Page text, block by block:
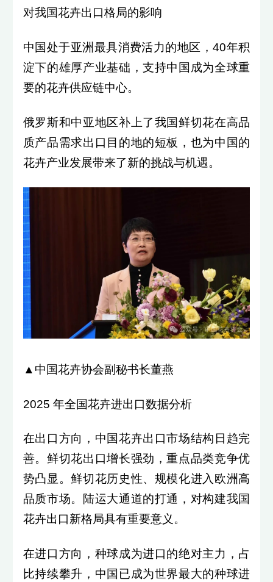
对我国花卉出口格局的影响
中国处于亚洲最具消费活力的地区，40年积
淀下的雄厚产业基础，支持中国成为全球重
要的花卉供应链中心。
俄罗斯和中亚地区补上了我国鲜切花在高品
质产品需求出口目的地的短板，也为中国的
花卉产业发展带来了新的挑战与机遇。
▲中国花卉协会副秘书长董燕
2025 年全国花卉进出口数据分析
在出口方向，中国花卉出口市场结构日趋完
善。鲜切花出口增长强劲，重点品类竞争优
势凸显。鲜切花历史性、规模化进入欧洲高
品质市场。陆运大通道的打通，对构建我国
花卉出口新格局具有重要意义。
在进口方向，种球成为进口的绝对主力，占
比持续攀升，中国已成为世界最大的种球进